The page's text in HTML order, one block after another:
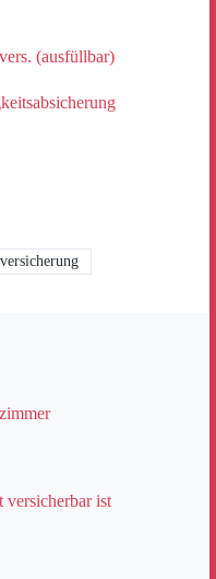
(ausfüllbar)
versicherbar ist